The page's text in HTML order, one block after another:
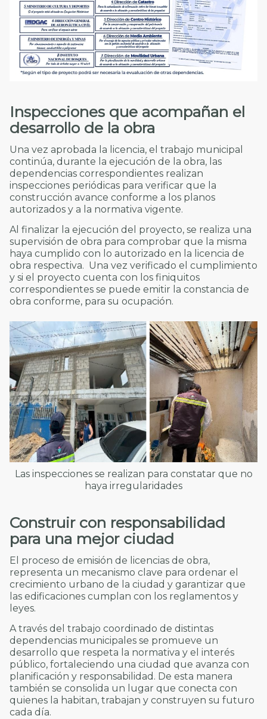
Inspecciones que acompañan el
desarrollo de la obra
Una vez aprobada la licencia, el trabajo municipal
continúa, durante la ejecución de la obra, las
dependencias correspondientes realizan
inspecciones periódicas para verificar que la
construcción avance conforme a los planos
autorizados y a la normativa vigente.
Al finalizar la ejecución del proyecto, se realiza una
supervisión de obra para comprobar que la misma
haya cumplido con lo autorizado en la licencia de
obra respectiva. Una vez verificado el cumplimiento
y si el proyecto cuenta con los finiquitos
correspondientes se puede emitir la constancia de
obra conforme, para su ocupación.
Las inspecciones se realizan para constatar que no
haya irregularidades
Construir con responsabilidad
para una mejor ciudad
El proceso de emisión de licencias de obra,
representa un mecanismo clave para ordenar el
crecimiento urbano de la ciudad y garantizar que
las edificaciones cumplan con los reglamentos y
leyes.
A través del trabajo coordinado de distintas
dependencias municipales se promueve un
desarrollo que respeta la normativa y el interés
público, fortaleciendo una ciudad que avanza con
planificación y responsabilidad. De esta manera
también se consolida un lugar que conecta con
quienes la habitan, trabajan y construyen su futuro
cada día.